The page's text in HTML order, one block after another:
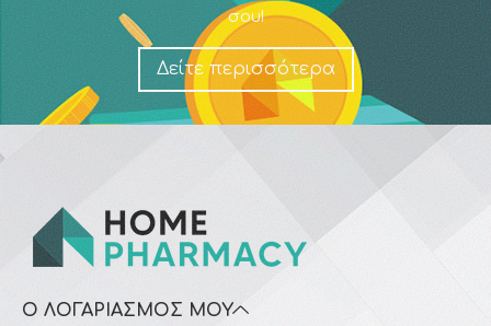
σου!
Δείτε περισσότερα
Ο ΛΟΓΑΡΙΑΣΜΌΣ ΜΟΥ